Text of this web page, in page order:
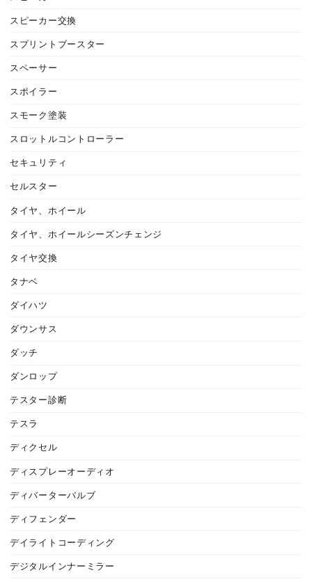
スピーカー交換
スプリントブースター
スペーサー
スポイラー
スモーク塗装
スロットルコントローラー
セキュリティ
セルスター
タイヤ、ホイール
タイヤ、ホイールシーズンチェンジ
タイヤ交換
タナベ
ダイハツ
ダウンサス
ダッチ
ダンロップ
テスター診断
テスラ
ディクセル
ディスプレーオーディオ
ディバーターバルブ
ディフェンダー
デイライトコーディング
デジタルインナーミラー